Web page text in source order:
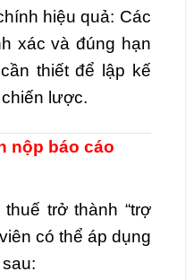
hiệu quả: Các
xác và đúng hạn
thiết để lập kế
lược.
nộp báo cáo
trở thành “trợ
có thể áp dụng